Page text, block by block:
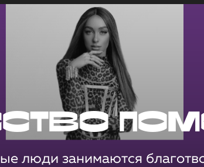
люди занимаются